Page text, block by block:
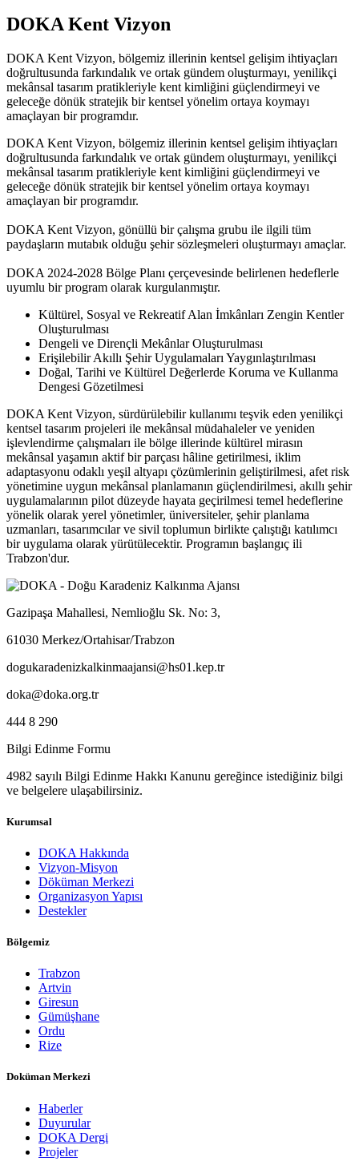
DOKA Kent Vizyon
DOKA Kent Vizyon, bölgemiz illerinin kentsel gelişim ihtiyaçları
doğrultusunda farkındalık ve ortak gündem oluşturmayı, yenilikçi
mekânsal tasarım pratikleriyle kent kimliğini güçlendirmeyi ve
geleceğe dönük stratejik bir kentsel yönelim ortaya koymayı
amaçlayan bir programdır.
DOKA Kent Vizyon, bölgemiz illerinin kentsel gelişim ihtiyaçları
doğrultusunda farkındalık ve ortak gündem oluşturmayı, yenilikçi
mekânsal tasarım pratikleriyle kent kimliğini güçlendirmeyi ve
geleceğe dönük stratejik bir kentsel yönelim ortaya koymayı
amaçlayan bir programdır.
DOKA Kent Vizyon, gönüllü bir çalışma grubu ile ilgili tüm
paydaşların mutabık olduğu şehir sözleşmeleri oluşturmayı amaçlar.
DOKA 2024-2028 Bölge Planı çerçevesinde belirlenen hedeflerle
uyumlu bir program olarak kurgulanmıştır.
Kültürel, Sosyal ve Rekreatif Alan İmkânları Zengin Kentler
Oluşturulması
Dengeli ve Dirençli Mekânlar Oluşturulması
Erişilebilir Akıllı Şehir Uygulamaları Yaygınlaştırılması
Doğal, Tarihi ve Kültürel Değerlerde Koruma ve Kullanma
Dengesi Gözetilmesi
DOKA Kent Vizyon, sürdürülebilir kullanımı teşvik eden yenilikçi
kentsel tasarım projeleri ile mekânsal müdahaleler ve yeniden
işlevlendirme çalışmaları ile bölge illerinde kültürel mirasın
mekânsal yaşamın aktif bir parçası hâline getirilmesi, iklim
adaptasyonu odaklı yeşil altyapı çözümlerinin geliştirilmesi, afet risk
yönetimine uygun mekânsal planlamanın güçlendirilmesi, akıllı şehir
uygulamalarının pilot düzeyde hayata geçirilmesi temel hedeflerine
yönelik olarak yerel yönetimler, üniversiteler, şehir planlama
uzmanları, tasarımcılar ve sivil toplumun birlikte çalıştığı katılımcı
bir uygulama olarak yürütülecektir. Programın başlangıç ili
Trabzon'dur.
Gazipaşa Mahallesi, Nemlioğlu Sk. No: 3,
61030 Merkez/Ortahisar/Trabzon
dogukaradenizkalkinmaajansi@hs01.kep.tr
doka@doka.org.tr
444 8 290
Bilgi Edinme Formu
4982 sayılı Bilgi Edinme Hakkı Kanunu gereğince istediğiniz bilgi
ve belgelere ulaşabilirsiniz.
Kurumsal
DOKA Hakkında
Vizyon-Misyon
Döküman Merkezi
Organizasyon Yapısı
Destekler
Bölgemiz
Trabzon
Artvin
Giresun
Gümüşhane
Ordu
Rize
Doküman Merkezi
Haberler
Duyurular
DOKA Dergi
Projeler